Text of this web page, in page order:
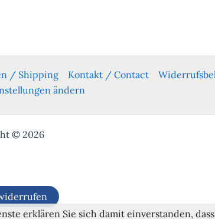
/ Shipping Kontakt / Contact
ändern
© 2026
erklären Sie sich damit einverstanden,